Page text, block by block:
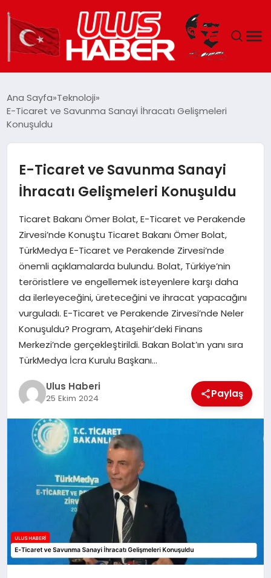
DÜNYA
SIYASET
TEKNOLOJI
EĞITIM
MAGAZIN
YAŞAM
Ana Sayfa Teknoloji
E-Ticaret ve Savunma Sanayi İhracatı Gelişmeleri
Konuşuldu
E-Ticaret ve Savunma Sanayi
İhracatı Gelişmeleri Konuşuldu
Ticaret Bakanı Ömer Bolat, E-Ticaret ve Perakende
Zirvesi’nde Konuştu Ticaret Bakanı Ömer Bolat,
TürkMedya E-Ticaret ve Perakende Zirvesi’nde
önemli açıklamalarda bulundu. Bolat, Türkiye’nin
teröristlere ve engellemek isteyenlere karşı daha
da ilerleyeceğini, üreteceğini ve ihracat yapacağını
vurguladı. E-Ticaret ve Perakende Zirvesi’nde Neler
Konuşuldu? Program, Ataşehir’deki Finans
Merkezi’nde gerçekleştirildi. Bakan Bolat’ın yanı sıra
TürkMedya İcra Kurulu Başkanı…
Ulus Haberi
25 Ekim 2024 Paylaş